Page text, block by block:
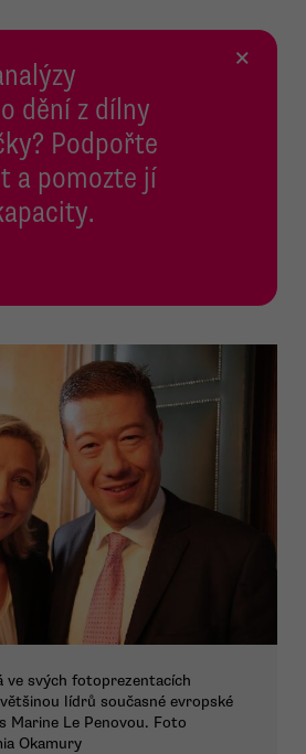
dění z dílny
Podpořte
a pomozte jí
×
ve svých fotoprezentacích
lídrů současné evropské
Marine Le Penovou. Foto
Okamury